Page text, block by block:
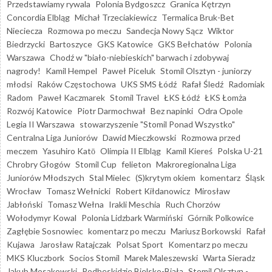
Przedstawiamy rywala Polonia Bydgoszcz Granica Kętrzyn
Concordia Elbląg Michał Trzeciakiewicz Termalica Bruk-Bet
Nieciecza Rozmowa po meczu Sandecja Nowy Sącz Wiktor
Biedrzycki Bartoszyce GKS Katowice GKS Bełchatów Polonia
Warszawa Chodź w "biało-niebieskich" barwach i zdobywaj
nagrody!
Kamil Hempel Paweł Piceluk Stomil Olsztyn - juniorzy
młodsi Raków Częstochowa UKS SMS Łódź Rafał Śledź Radomiak
Radom Paweł Kaczmarek Stomil Travel ŁKS Łódź ŁKS Łomża
Rozwój Katowice Piotr Darmochwał Bez napinki Odra Opole
Legia II Warszawa stowarzyszenie "Stomil Ponad Wszystko"
Centralna Liga Juniorów Dawid Mieczkowski Rozmowa przed
meczem Yasuhiro Katō Olimpia II Elbląg Kamil Kiereś Polska U-21
Chrobry Głogów Stomil Cup felieton Makroregionalna Liga
Juniorów Młodszych Stal Mielec (S)krytym okiem komentarz Śląsk
Wrocław Tomasz Wełnicki Robert Kiłdanowicz Mirosław
Jabłoński Tomasz Wełna Irakli Meschia Ruch Chorzów
Wołodymyr Kowal Polonia Lidzbark Warmiński Górnik Polkowice
Zagłębie Sosnowiec komentarz po meczu Mariusz Borkowski Rafał
Kujawa
Jarosław Ratajczak Polsat Sport Komentarz po meczu
MKS Kluczbork Socios Stomil Marek Maleszewski Warta Sieradz